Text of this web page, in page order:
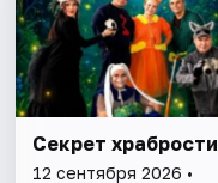
Секрет храбрости
12 сентября 2026 •